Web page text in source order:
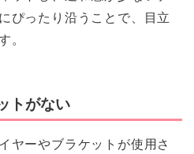
ぴったり沿うことで、目立
。
トがない
ヤーやブラケットが使用さ